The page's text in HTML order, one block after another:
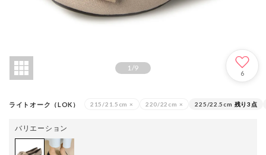
1/9
6
ライトオーク（LOK） 215/21.5cm × 220/22cm × 225/22.5cm 残り3点
バリエーション